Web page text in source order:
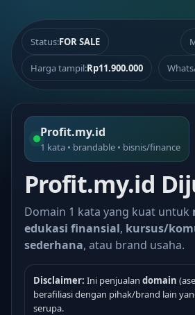
Status:FOR SALE
Harga tampil:Rp11.900.000
Profit.my.id
1 kata • brandable • bisnis/finance
Profit.my.id
Domain 1 kata yang kuat untuk
edukasi finansial, kursus/
sederhana, atau brand usaha.
Disclaimer: Ini penjualan domain
berafiliasi dengan pihak/brand lain
serupa.